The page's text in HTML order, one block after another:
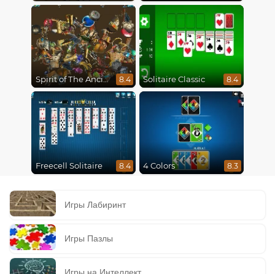
Spirit of The Ancient Forest 8.4 Solitaire Classic 8.4
Freecell Solitaire 8.4 4 Colors 8.3
Игры Лабиринт
Игры Пазлы